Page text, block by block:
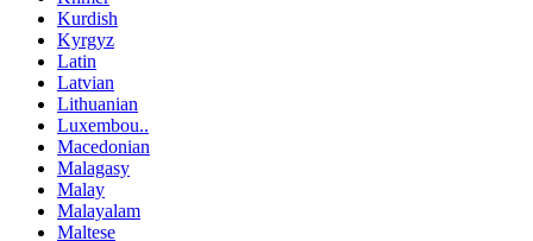
Kurdish
Kyrgyz
Latin
Latvian
Lithuanian
Luxembou..
Macedonian
Malagasy
Malay
Malayalam
Maltese